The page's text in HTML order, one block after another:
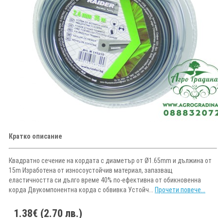
Кратко описание
Квадратно сечение на кордата с диаметър от Ø1.65mm и дължина от
15m Изработена от износоустойчив материал, запазващ
еластичността си дълго време 40% по-ефективна от обикновенна
корда Двукомпонентна корда с обвивка Устойч... Прочети повече...
1.38€ (2.70 лв.)